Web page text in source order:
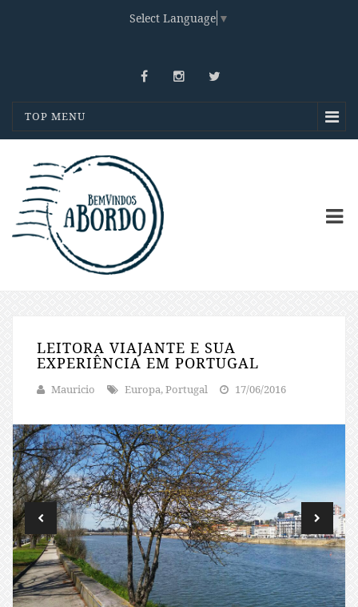
Select Language ▼
TOP MENU
LEITORA VIAJANTE E SUA
EXPERIÊNCIA EM PORTUGAL
Mauricio Europa, Portugal 17/06/2016